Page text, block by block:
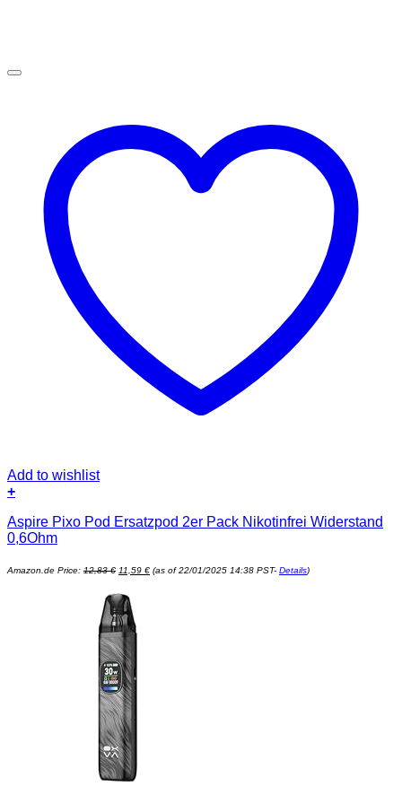
Add to wishlist
+
Aspire Pixo Pod Ersatzpod 2er Pack Nikotinfrei Widerstand
0,6Ohm
Amazon.de Price: 12,83€
Ursprünglicher
Preis
12,83 €
11,59 €
Aktueller
Preis
(as of 22/01/2025 14:38 PST- Details)